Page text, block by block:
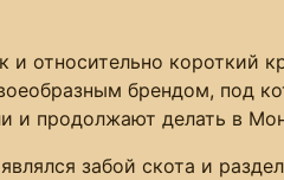
относительно короткий
брендом, под
и продолжают делать в
забой скота и